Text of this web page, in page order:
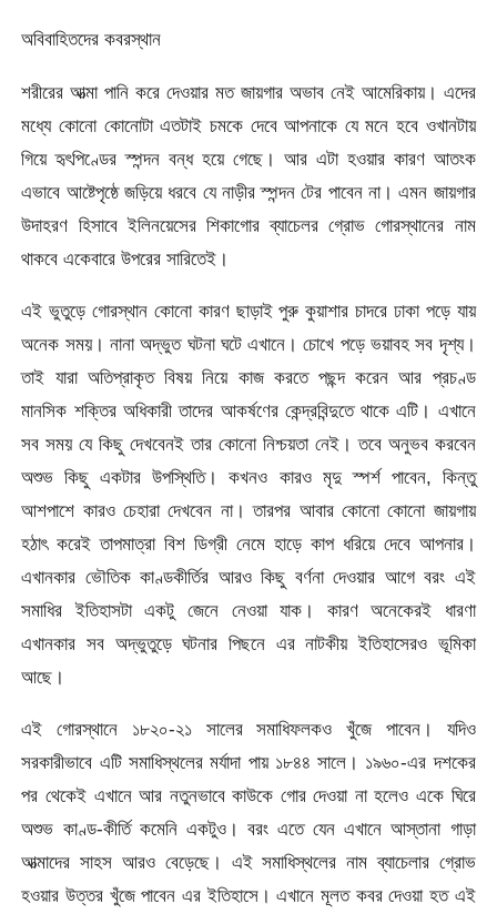
অবিবাহিতদের কবরস্থান
শরীরের আত্মা পানি করে দেওয়ার মত জায়গার অভাব নেই আমেরিকায়। এদের
মধ্যে কোনো কোনোটা এতটাই চমকে দেবে আপনাকে যে মনে হবে ওখানটায়
গিয়ে হৃৎপিণ্ডের স্পন্দন বন্ধ হয়ে গেছে। আর এটা হওয়ার কারণ আতংক
এভাবে আষ্টেপৃষ্ঠে জড়িয়ে ধরবে যে নাড়ীর স্পন্দন টের পাবেন না। এমন জায়গার
উদাহরণ হিসাবে ইলিনয়েসের শিকাগোর ব্যাচেলর গ্রোভ গোরস্থানের নাম
থাকবে একেবারে উপরের সারিতেই।
এই ভুতুড়ে গোরস্থান কোনো কারণ ছাড়াই পুরু কুয়াশার চাদরে ঢাকা পড়ে যায়
অনেক সময়। নানা অদ্ভুত ঘটনা ঘটে এখানে। চোখে পড়ে ভয়াবহ সব দৃশ্য।
তাই যারা অতিপ্রাকৃত বিষয় নিয়ে কাজ করতে পছন্দ করেন আর প্রচণ্ড
মানসিক শক্তির অধিকারী তাদের আকর্ষণের কেন্দ্রবিন্দুতে থাকে এটি। এখানে
সব সময় যে কিছু দেখবেনই তার কোনো নিশ্চয়তা নেই। তবে অনুভব করবেন
অশুভ কিছু একটার উপস্থিতি। কখনও কারও মৃদু স্পর্শ পাবেন, কিন্তু
আশপাশে কারও চেহারা দেখবেন না। তারপর আবার কোনো কোনো জায়গায়
হঠাৎ করেই তাপমাত্রা বিশ ডিগ্রী নেমে হাড়ে কাপ ধরিয়ে দেবে আপনার।
এখানকার ভৌতিক কাণ্ডকীর্তির আরও কিছু বর্ণনা দেওয়ার আগে বরং এই
সমাধির ইতিহাসটা একটু জেনে নেওয়া যাক। কারণ অনেকেরই ধারণা
এখানকার সব অদ্ভুতুড়ে ঘটনার পিছনে এর নাটকীয় ইতিহাসেরও ভূমিকা
আছে।
এই গোরস্থানে ১৮২০-২১ সালের সমাধিফলকও খুঁজে পাবেন। যদিও
সরকারীভাবে এটি সমাধিস্থলের মর্যাদা পায় ১৮৪৪ সালে। ১৯৬০-এর দশকের
পর থেকেই এখানে আর নতুনভাবে কাউকে গোর দেওয়া না হলেও একে ঘিরে
অশুভ কাণ্ড-কীর্তি কমেনি একটুও। বরং এতে যেন এখানে আস্তানা গাড়া
আত্মাদের সাহস আরও বেড়েছে। এই সমাধিস্থলের নাম ব্যাচেলার গ্রোভ
হওয়ার উত্তর খুঁজে পাবেন এর ইতিহাসে। এখানে মূলত কবর দেওয়া হত এই